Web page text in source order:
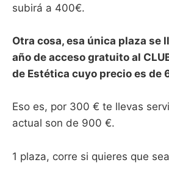
subirá a 400€.
Otra cosa, esa única plaza se
año de acceso gratuito al
de Estética cuyo precio es de
Eso es, por 300 € te llevas
actual son de 900 €.
1 plaza, corre si quieres que